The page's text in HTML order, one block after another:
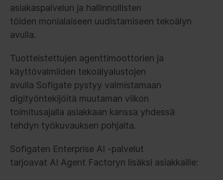
asiakaspalvelun ja hallinnollisten
töiden monialaiseen uudistamiseen tekoälyn
avulla.
Tuotteistettujen agenttimoottorien ja
käyttövalmiiden tekoälyalustojen
avulla Sofigate pystyy valmistamaan
digityöntekijöitä muutaman viikon
toimitusajalla asiakkaan kanssa yhdessä
tehdyn työkuvauksen pohjalta.
Sofigaten Enterprise AI -palvelut
tarjoavat AI Agent Factoryn lisäksi asiakkaille: